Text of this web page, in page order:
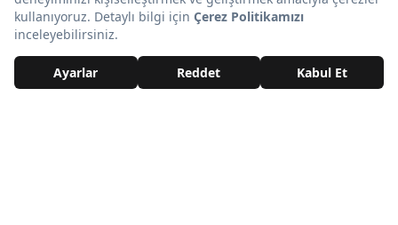
Daha Fazla Sana Özel İçerikler